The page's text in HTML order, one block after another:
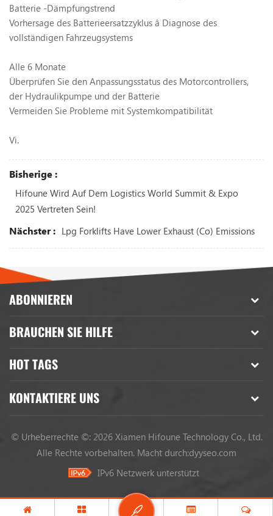
Batterie -Dämpfungstrend
Vorhersage des Batterieersatzzyklus â Diagnose des
vollständigen Fahrzeugsystems
Alle 6 Monate
Überprüfen Sie den Anpassungsstatus des Motorcontrollers,
der Hydraulikpumpe und der Batterie
Vermeiden Sie Probleme mit Systemkompatibilität
Vi.
Bisherige :
Hifoune Wird Auf Dem Logistics World Summit & Expo
2025 Vertreten Sein!
Nächster : Lpg Forklifts Have Lower Exhaust (co) Emissions
ABONNIEREN
BRAUCHEN SIE HILFE
HOT TAGS
KONTAKTIERE UNS
© Urheberrechte ©: 2026 Xiamen Hifoune Technology Co., Ltd.
Alle Rechte vorbehalten. Macht durch:dyyseo.com
IPv6 Netzwerk unterstützt